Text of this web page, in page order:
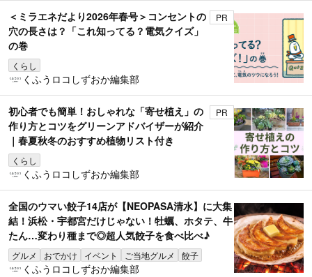
＜ミラエネだより2026年春号＞コンセントの
穴の長さは？「これ知ってる？電気クイズ」
の巻
くらし
PR
くふうロコしずおか編集部
初心者でも簡単！おしゃれな「寄せ植え」の
作り方とコツをグリーンアドバイザーが紹介
｜春夏秋冬のおすすめ植物リスト付き
くらし
PR
くふうロコしずおか編集部
全国のウマい餃子14店が【NEOPASA清水】に大集
結！浜松・宇都宮だけじゃない！牡蠣、ホタテ、牛
たん…変わり種まで◎超人気餃子を食べ比べ♪
グルメ おでかけ イベント ご当地グルメ 餃子
くふうロコしずおか編集部